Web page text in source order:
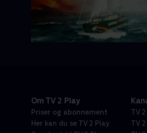
Om TV 2 Play
Priser og abonnement
Her kan du se TV 2 Play
TV 2
TV